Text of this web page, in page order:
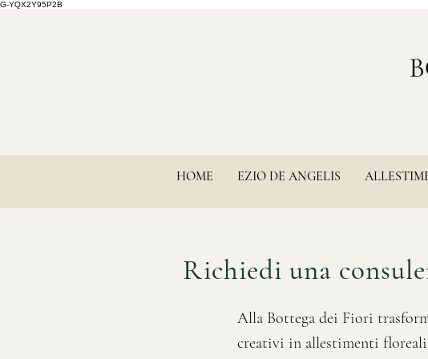
G-YQX2Y95P2B
HOME EZIO DE ANGELIS
Richiedi una
Alla Bottega dei Fiori
creativi in allestimenti floreali